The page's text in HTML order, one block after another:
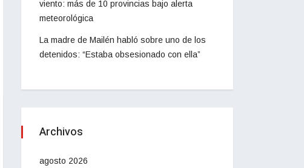
viento: más de 10 provincias bajo alerta
meteorológica
La madre de Mailén habló sobre uno de los
detenidos: “Estaba obsesionado con ella”
Archivos
agosto 2026